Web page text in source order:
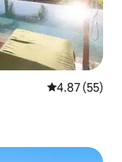
Calificación
4.87 (55)